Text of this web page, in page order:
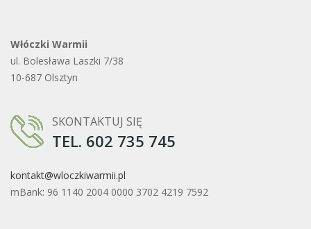
Włóczki Warmii
ul. Bolesława Laszki 7/38
10-687 Olsztyn
SKONTAKTUJ SIĘ
TEL. 602 735 745
kontakt@wloczkiwarmii.pl
mBank: 96 1140 2004 0000 3702 4219 7592